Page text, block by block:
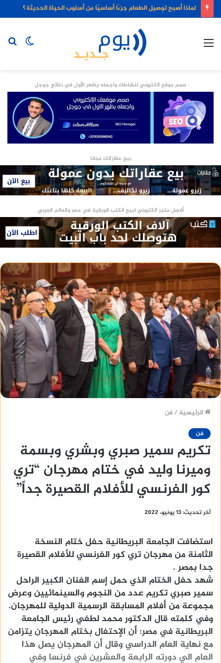
لماذا أصبح توصيل الطعام جزءًا أساسيًا من أسلوب الحياة الحديثة؟
الوضع
صمم موقع الكتروني لنشاطك واجعله يظهر الأول في نتائج جوجل
بيع عقاراتك مجانا
أفضل متجر الكتروني لبيع الكتب الورقية في مصر والعالم العربي
الرئيسية /فن
فن
تكريم سمير صبري وبشري وبسمة
وميرنا وليد في ختام مهرجان “تري
كور الفرنسي للأفلام القصيرة جداً”
آخر تحديث: 13 يونيو، 2022
استضافت الجامعة البريطانية حفل ختام النسخة
الثامنة من مهرجان تري كور الفرنسي للأفلام القصيرة
جدا بمصر .
شهد حفل الختام الذي حمل إسم الفنان الكبير الراحل
سمير صبري تكريم عدد من النجوم والسينمائيين وعرض
مجموعة من أفلام المسابقة الرسمية الدولية للمهرجان.
وفي كلمته قال الدكتور محمد لطفي رئيس الجامعة
البريطانية في مصر: أن الإحتفال بختام المهرجان يتزامن
مع نهاية العام الدراسي وقال أن المهرجان يصل هذا
العام الي دورته الرابعة والعشرين في فرنسا وفي